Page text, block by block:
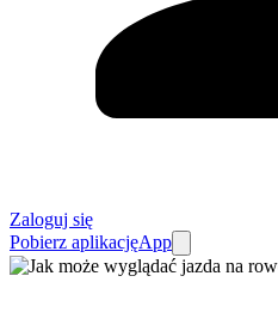
Zaloguj się
Pobierz aplikacjęApp